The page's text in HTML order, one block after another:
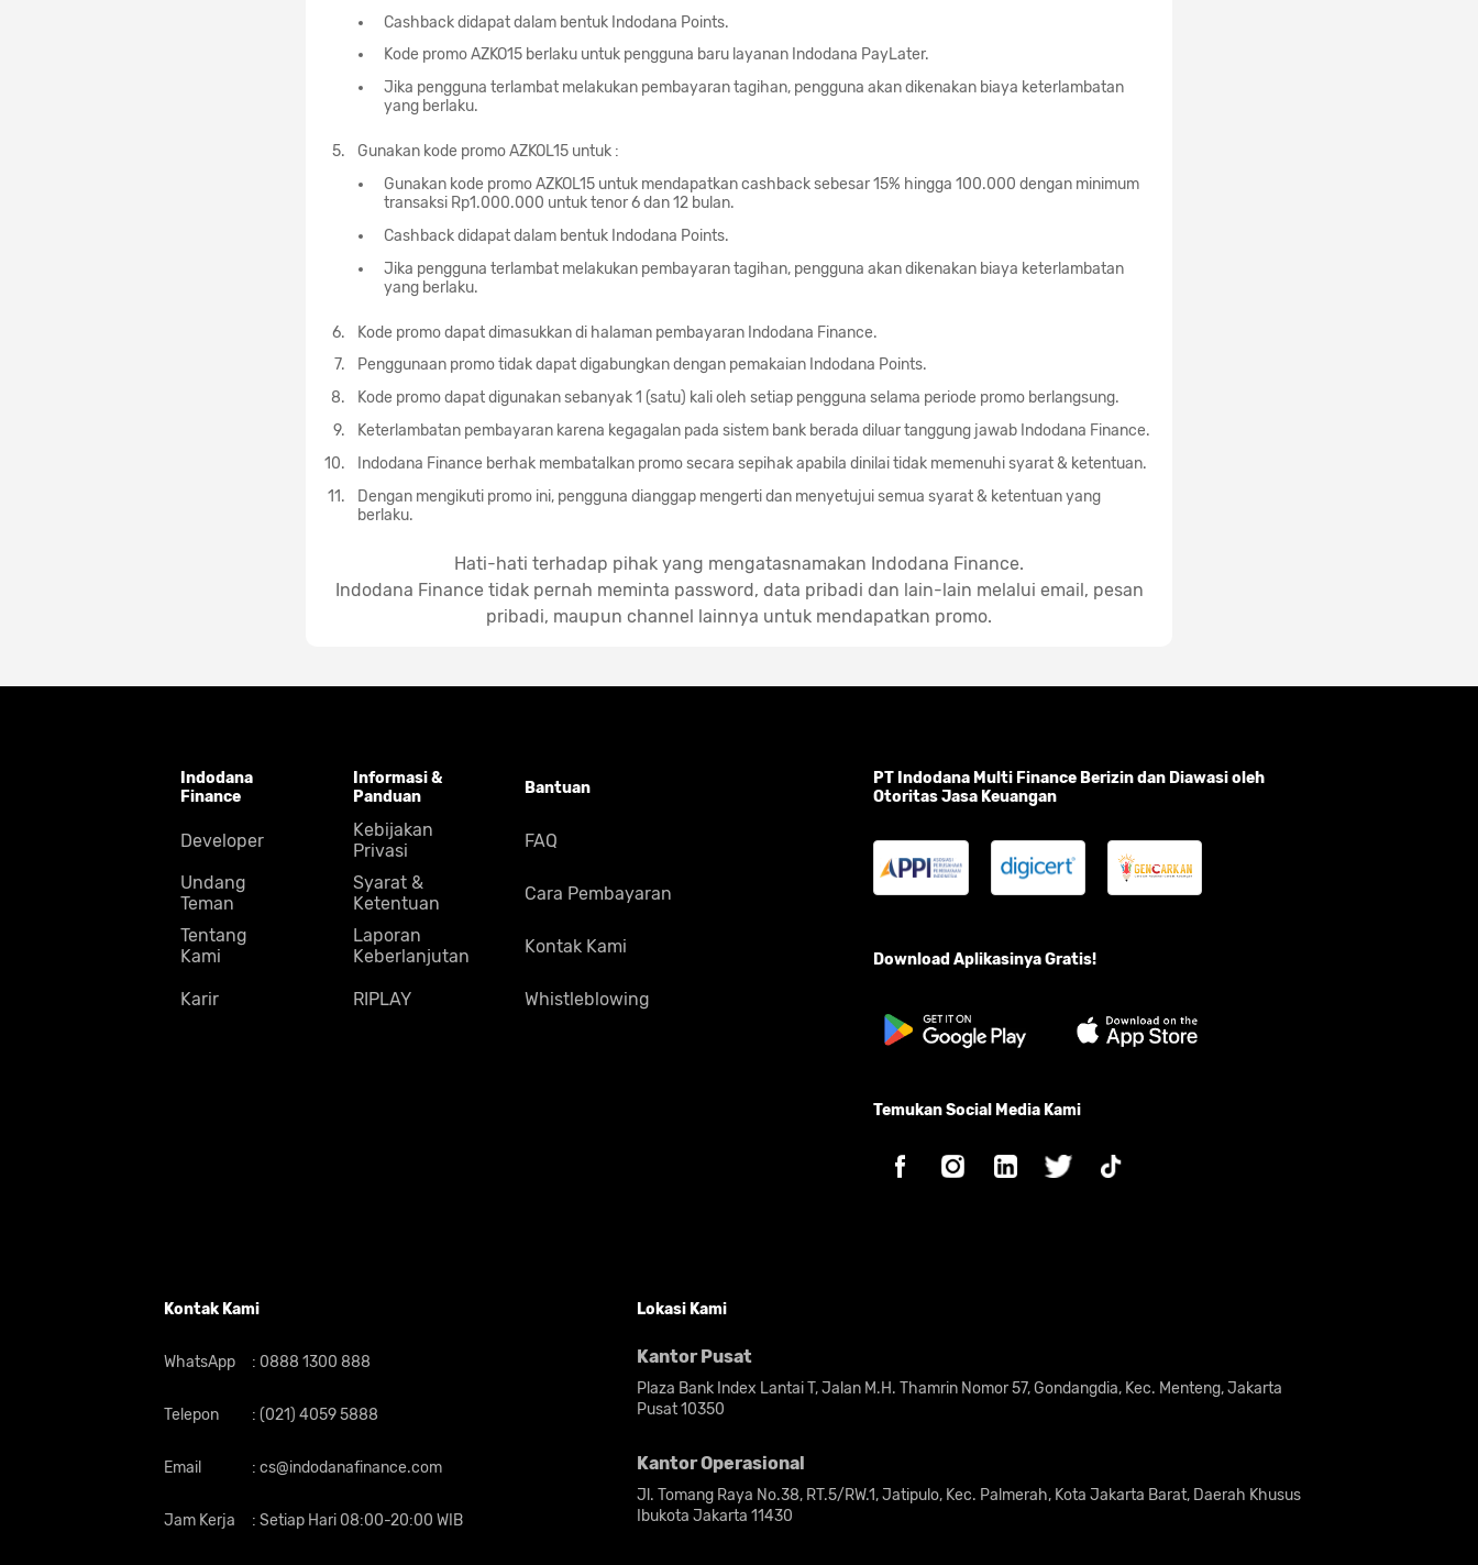
Cashback didapat dalam bentuk Indodana Points.
Kode promo AZKO15 berlaku untuk pengguna baru layanan Indodana PayLater.
Jika pengguna terlambat melakukan pembayaran tagihan, pengguna akan dikenakan biaya keterlambatan
yang berlaku.
Gunakan kode promo AZKOL15 untuk :
Gunakan kode promo AZKOL15 untuk mendapatkan cashback sebesar 15% hingga 100.000 dengan minimum
transaksi Rp1.000.000 untuk tenor 6 dan 12 bulan.
Cashback didapat dalam bentuk Indodana Points.
Jika pengguna terlambat melakukan pembayaran tagihan, pengguna akan dikenakan biaya keterlambatan
yang berlaku.
Kode promo dapat dimasukkan di halaman pembayaran Indodana Finance.
Penggunaan promo tidak dapat digabungkan dengan pemakaian Indodana Points.
Kode promo dapat digunakan sebanyak 1 (satu) kali oleh setiap pengguna selama periode promo berlangsung.
Keterlambatan pembayaran karena kegagalan pada sistem bank berada diluar tanggung jawab Indodana Finance.
Indodana Finance berhak membatalkan promo secara sepihak apabila dinilai tidak memenuhi syarat & ketentuan.
Dengan mengikuti promo ini, pengguna dianggap mengerti dan menyetujui semua syarat & ketentuan yang
berlaku.
Hati-hati terhadap pihak yang mengatasnamakan Indodana Finance.
Indodana Finance tidak pernah meminta password, data pribadi dan lain-lain melalui email, pesan
pribadi, maupun channel lainnya untuk mendapatkan promo.
Indodana
Finance
Developer
Undang
Teman
Tentang
Kami
Karir
Informasi &
Panduan
Kebijakan
Privasi
Syarat &
Ketentuan
Laporan
Keberlanjutan
RIPLAY
Bantuan
FAQ
Cara Pembayaran
Kontak Kami
Whistleblowing
PT Indodana Multi Finance Berizin dan Diawasi oleh
Otoritas Jasa Keuangan
Download Aplikasinya Gratis!
Temukan Social Media Kami
Kontak Kami
WhatsApp : 0888 1300 888
Telepon : (021) 4059 5888
Email : cs@indodanafinance.com
Jam Kerja : Setiap Hari 08:00-20:00 WIB
Lokasi Kami
Kantor Pusat
Plaza Bank Index Lantai T, Jalan M.H. Thamrin Nomor 57, Gondangdia, Kec. Menteng, Jakarta
Pusat 10350
Kantor Operasional
Jl. Tomang Raya No.38, RT.5/RW.1, Jatipulo, Kec. Palmerah, Kota Jakarta Barat, Daerah Khusus
Ibukota Jakarta 11430